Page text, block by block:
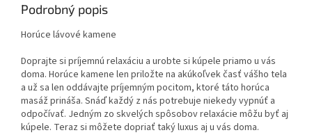
Podrobný popis
Horúce lávové kamene
Doprajte si príjemnú relaxáciu a urobte si kúpele priamo u vás
doma. Horúce kamene len priložte na akúkoľvek časť vášho tela
a už sa len oddávajte príjemným pocitom, ktoré táto horúca
masáž prináša. Snáď každý z nás potrebuje niekedy vypnúť a
odpočívať. Jedným zo skvelých spôsobov relaxácie môžu byť aj
kúpele. Teraz si môžete dopriať taký luxus aj u vás doma.